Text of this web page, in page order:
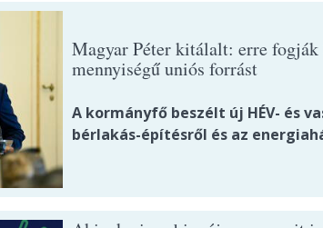
Magyar Péter kitálalt: erre
mennyiségű uniós forrást
A kormányfő beszélt új HÉV- és
bérlakás-építésről és az